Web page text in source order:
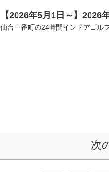
【2026年5月1日～】2026
仙台一番町の24時間インドアゴル
次